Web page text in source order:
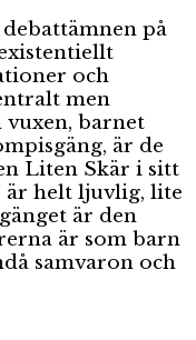
på
och
men
barnet
är de
Liten Skär i sitt
är helt ljuvlig, lite
är den
är som barn
samvaron och